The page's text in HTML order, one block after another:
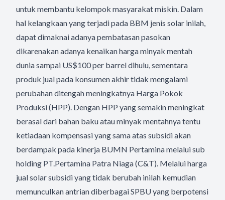
untuk membantu kelompok masyarakat miskin. Dalam
hal kelangkaan yang terjadi pada BBM jenis solar inilah,
dapat dimaknai adanya pembatasan pasokan
dikarenakan adanya kenaikan harga minyak mentah
dunia sampai US$100 per barrel dihulu, sementara
produk jual pada konsumen akhir tidak mengalami
perubahan ditengah meningkatnya Harga Pokok
Produksi (HPP). Dengan HPP yang semakin meningkat
berasal dari bahan baku atau minyak mentahnya tentu
ketiadaan kompensasi yang sama atas subsidi akan
berdampak pada kinerja BUMN Pertamina melalui sub
holding PT.Pertamina Patra Niaga (C&T). Melalui harga
jual solar subsidi yang tidak berubah inilah kemudian
memunculkan antrian diberbagai SPBU yang berpotensi